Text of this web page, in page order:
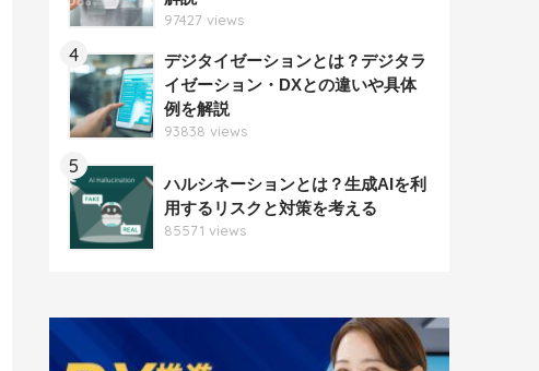
97427 views
4
デジタイゼーションとは？デジタラ
イゼーション・DXとの違いや具体
例を解説
93838 views
5
ハルシネーションとは？生成AIを利
用するリスクと対策を考える
85571 views